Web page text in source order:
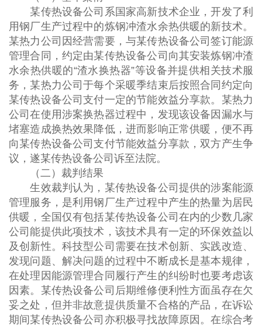
某传热设备公司系国家高新技术企业，开发了利
用钢厂生产过程中的炼钢冲渣水余热供暖的新技术。
某热力公司因经营需要，与某传热设备公司签订能源
管理合同，约定由某传热设备公司向其安装炼钢冲渣
水余热供暖的“渣水换热器”等设备并提供相关技术服
务，某热力公司于每个采暖季结束后按照合同约定向
某传热设备公司支付一定的节能效益分享款。某热力
公司在使用涉案换热器过程中，发现该设备因漏水与
堵塞造成换热效果降低，进而影响正常供暖，便不再
向某传热设备公司支付节能效益分享款，双方产生争
议，遂某传热设备公司诉至法院。
（二）裁判结果
生效裁判认为，某传热设备公司提供的涉案能源
管理服务，是利用钢厂生产过程中产生的热量为居民
供暖，全国仅有包括某传热设备公司在内的少数几家
公司能提供此项技术，该技术具有一定的环保效益以
及创新性。科技型公司需要在技术创新、实践改造、
发现问题、解决问题的过程中不断成长是基本规律，
在处理因能源管理合同履行产生的纠纷时也要考虑该
因素。某传热设备公司后期维修便利性方面虽存在欠
妥之处，但并非故意提供质量不合格的产品，在诉讼
期间某传热设备公司亦积极寻找故障原因。在综合考